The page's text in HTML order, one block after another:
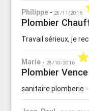
Philippe - 28/11/2016
Plombier
Travail sérieux, je
Marie - 28/10/2016 star
Plombier Vence
sanitaire plomberie